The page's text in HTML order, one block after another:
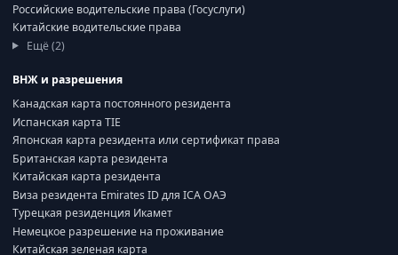
Российские водительские права (Госуслуги)
Китайские водительские права
Ещё (2)
ВНЖ и разрешения
Канадская карта постоянного резидента
Испанская карта TIE
Японская карта резидента или сертификат права
Британская карта резидента
Китайская карта резидента
Виза резидента Emirates ID для ICA ОАЭ
Турецкая резиденция Икамет
Немецкое разрешение на проживание
Китайская зеленая карта